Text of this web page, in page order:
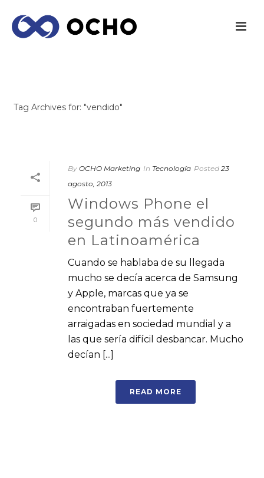
Tag Archives for: "vendido"
0
By OCHO Marketing In Tecnología Posted 23
agosto, 2013
Windows Phone el
segundo más vendido
en Latinoamérica
Cuando se hablaba de su llegada
mucho se decía acerca de Samsung
y Apple, marcas que ya se
encontraban fuertemente
arraigadas en sociedad mundial y a
las que sería difícil desbancar. Mucho
decían [...]
READ MORE